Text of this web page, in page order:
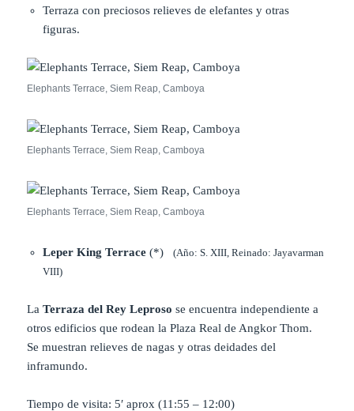
Terraza con preciosos relieves de elefantes y otras
figuras.
Elephants Terrace, Siem Reap, Camboya
Elephants Terrace, Siem Reap, Camboya
Elephants Terrace, Siem Reap, Camboya
Leper King Terrace (*)(Año: S. XIII, Reinado: Jayavarman
VIII)
LaTerraza del Rey Leproso se encuentra independiente a
otros edificios que rodean la Plaza Real de Angkor Thom.
Se muestran relieves de nagas y otras deidades del
inframundo.
Tiempo de visita: 5′ aprox (11:55 – 12:00)